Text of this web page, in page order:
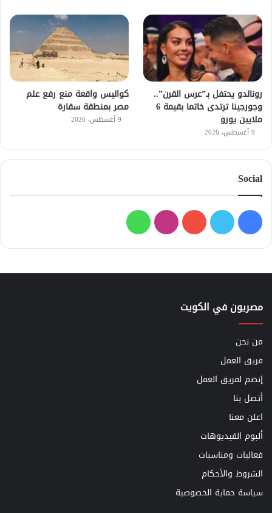
رونالدو يحتفل بـ”عرس القرن”..
وجورجينا ترتدى خاتما بقيمة 6
ملايين يورو
9 أغسطس، 2026
كواليس واقعة منع رفع علم
مصر بمنطقة سقارة
9 أغسطس، 2026
Social
فيسبوك
تويتر يوتيوبانستقرامواتساب
مصريون في الكويت
من نحن
فريق العمل
إنضم لفريق العمل
أتصل بنا
اعلن معنا
ألبوم الفيديوهات
فعاليات ومناسبات
الشروط والأحكام
سياسة حماية الخصوصية